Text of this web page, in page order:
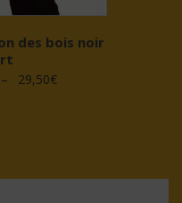
des bois noir
– 29,50€Plage